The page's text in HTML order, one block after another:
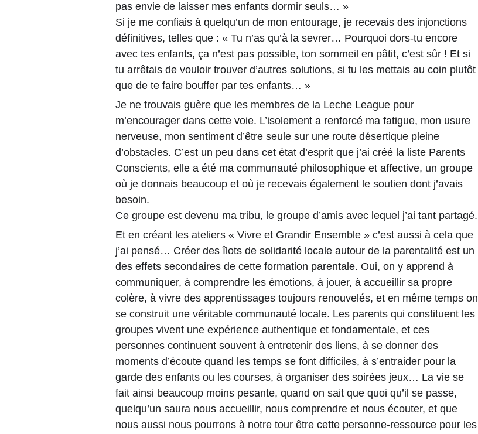
pas envie de laisser mes enfants dormir seuls… »
Si je me confiais à quelqu’un de mon entourage, je recevais des injonctions
définitives, telles que : « Tu n’as qu’à la sevrer… Pourquoi dors-tu encore
avec tes enfants, ça n’est pas possible, ton sommeil en pâtit, c’est sûr ! Et si
tu arrêtais de vouloir trouver d’autres solutions, si tu les mettais au coin plutôt
que de te faire bouffer par tes enfants… »
Je ne trouvais guère que les membres de la Leche League pour
m’encourager dans cette voie. L’isolement a renforcé ma fatigue, mon usure
nerveuse, mon sentiment d’être seule sur une route désertique pleine
d’obstacles. C’est un peu dans cet état d’esprit que j’ai créé la liste Parents
Conscients, elle a été ma communauté philosophique et affective, un groupe
où je donnais beaucoup et où je recevais également le soutien dont j’avais
besoin.
Ce groupe est devenu ma tribu, le groupe d’amis avec lequel j’ai tant partagé.
Et en créant les ateliers « Vivre et Grandir Ensemble » c’est aussi à cela que
j’ai pensé… Créer des îlots de solidarité locale autour de la parentalité est un
des effets secondaires de cette formation parentale. Oui, on y apprend à
communiquer, à comprendre les émotions, à jouer, à accueillir sa propre
colère, à vivre des apprentissages toujours renouvelés, et en même temps on
se construit une véritable communauté locale. Les parents qui constituent les
groupes vivent une expérience authentique et fondamentale, et ces
personnes continuent souvent à entretenir des liens, à se donner des
moments d’écoute quand les temps se font difficiles, à s’entraider pour la
garde des enfants ou les courses, à organiser des soirées jeux… La vie se
fait ainsi beaucoup moins pesante, quand on sait que quoi qu’il se passe,
quelqu’un saura nous accueillir, nous comprendre et nous écouter, et que
nous aussi nous pourrons à notre tour être cette personne-ressource pour les